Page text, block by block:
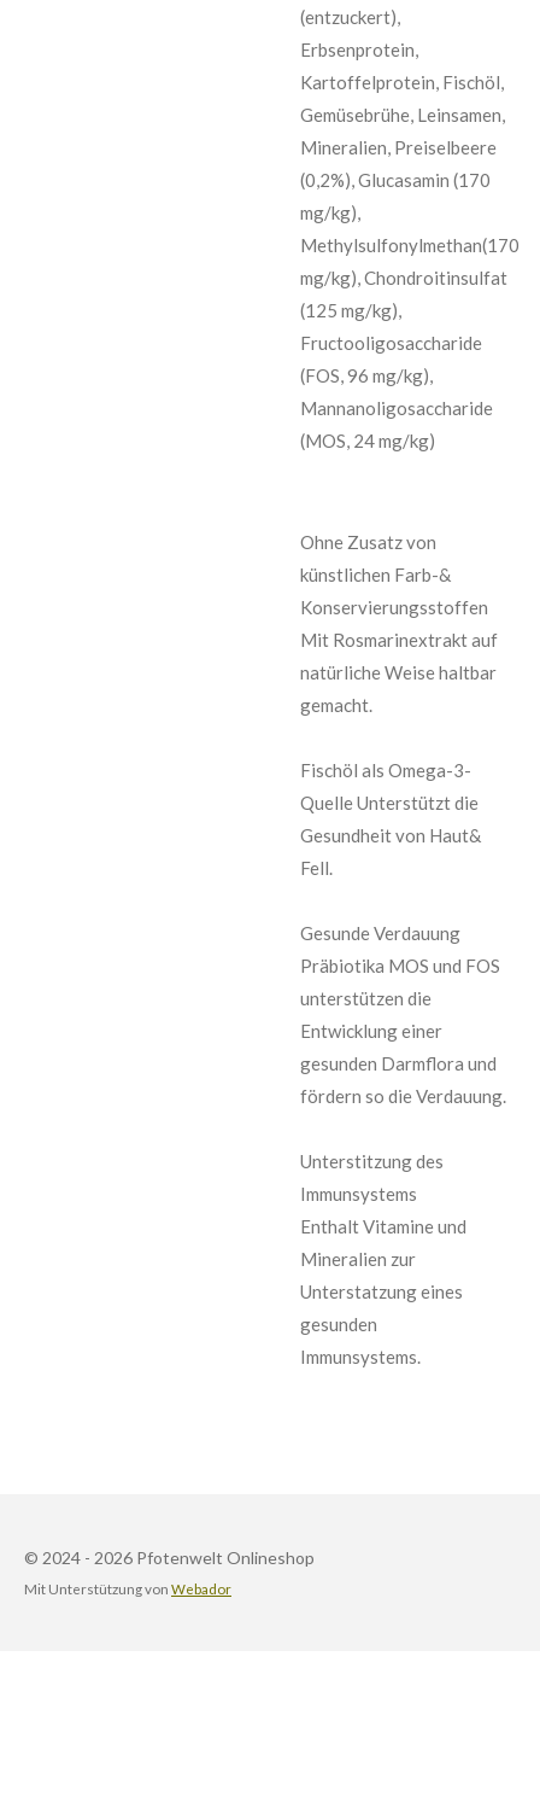
(entzuckert),
Erbsenprotein,
Kartoffelprotein, Fischöl,
Gemüsebrühe, Leinsamen,
Mineralien, Preiselbeere
(0,2%), Glucasamin (170
mg/kg),
Methylsulfonylmethan(170
mg/kg), Chondroitinsulfat
(125 mg/kg),
Fructooligosaccharide
(FOS, 96 mg/kg),
Mannanoligosaccharide
(MOS, 24 mg/kg)
Ohne Zusatz von
künstlichen Farb-&
Konservierungsstoffen
Mit Rosmarinextrakt auf
natürliche Weise haltbar
gemacht.
Fischöl als Omega-3-
Quelle Unterstützt die
Gesundheit von Haut&
Fell.
Gesunde Verdauung
Präbiotika MOS und FOS
unterstützen die
Entwicklung einer
gesunden Darmflora und
fördern so die Verdauung.
Unterstitzung des
Immunsystems
Enthalt Vitamine und
Mineralien zur
Unterstatzung eines
gesunden
Immunsystems.
© 2024 - 2026 Pfotenwelt Onlineshop
Mit Unterstützung von Webador